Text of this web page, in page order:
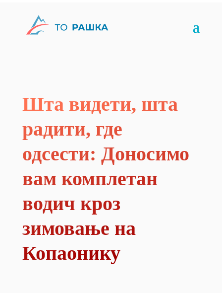
Шта видети, шта
радити, где
одсести: Доносимо
вам комплетан
водич кроз
зимовање на
Копаонику